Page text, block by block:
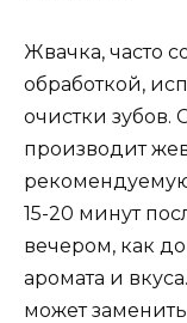
Жвачка, часто
обработкой,
очистки
производит
15-20 минут
вечером, как
аромата и
может